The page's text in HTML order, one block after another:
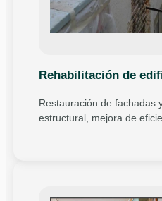
Rehabilitación de
Restauración de fachadas
estructural, mejora de